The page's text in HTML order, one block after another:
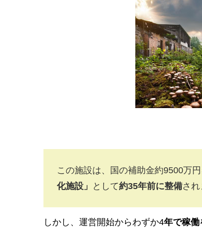
この施設は、国の補助金約9500万
化施設」
として約35年前に整備され
しかし、運営開始からわずか4年で稼働